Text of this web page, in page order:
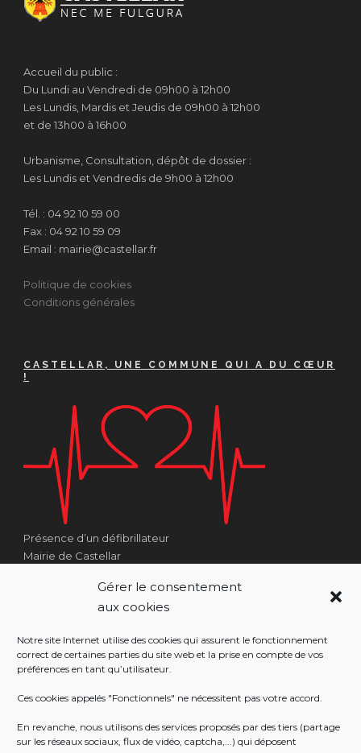
Gérer le consentement
aux cookies
Notre site Internet utilise des cookies qui assurent le fonctionnement
correct de certaines parties du site web et la prise en compte de vos
préférences en tant qu’utilisateur.
Ces cookies appelés "Fonctionnels" ne nécessitent pas votre accord.
En revanche, nous utilisons des services proposés par des tiers (partage
sur les réseaux sociaux, flux de vidéo, captcha,...) qui déposent
Accueil du public :
Du Lundi au Vendredi de 09h00 à 12h00
Les Lundis, Mardis et Jeudis de 09h00 à 12h00
et de 13h00 à 16h00
Urbanisme, Consultation, dépôt de dossier :
Les Lundis et Vendredis de 9h00 à 12h00
Tél. : 04 92 10 59 00
Fax : 04 92 10 59 09
Email : mairie@castellar.fr
Politique de cookies
Conditions générales
CASTELLAR, UNE COMMUNE QUI A DU CŒUR
!
Présence d’un défibrillateur
Mairie de Castellar
Côté Escalier Rue Sarrail
06500 Castellar
RÉALISATION